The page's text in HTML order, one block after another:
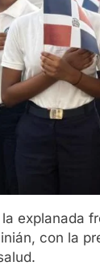
explanada
con la